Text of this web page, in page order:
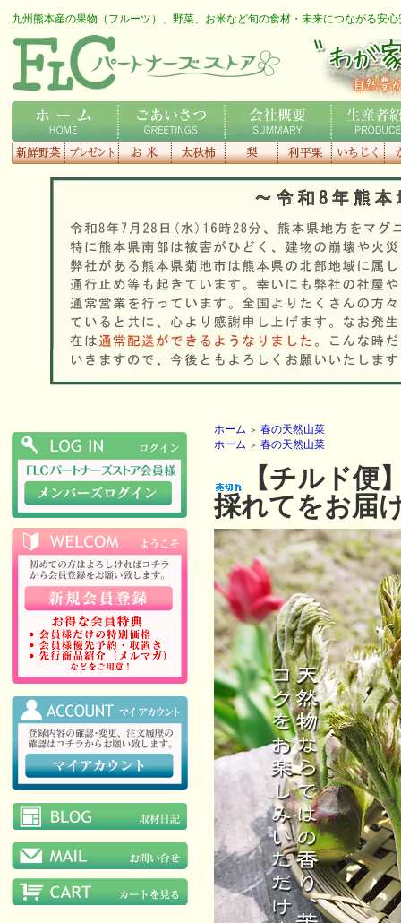
九州熊本産の果物（フルーツ）、野菜、お米など旬の食材・未来につながる安
FLCロゴ わが家の専用農家さん
ホーム ごあいさつ 会社概要
生産者紹介
す
ホーム ＞ 春の天然山菜
ホーム ＞ 春の天然山菜
【チルド便
採れてをお届